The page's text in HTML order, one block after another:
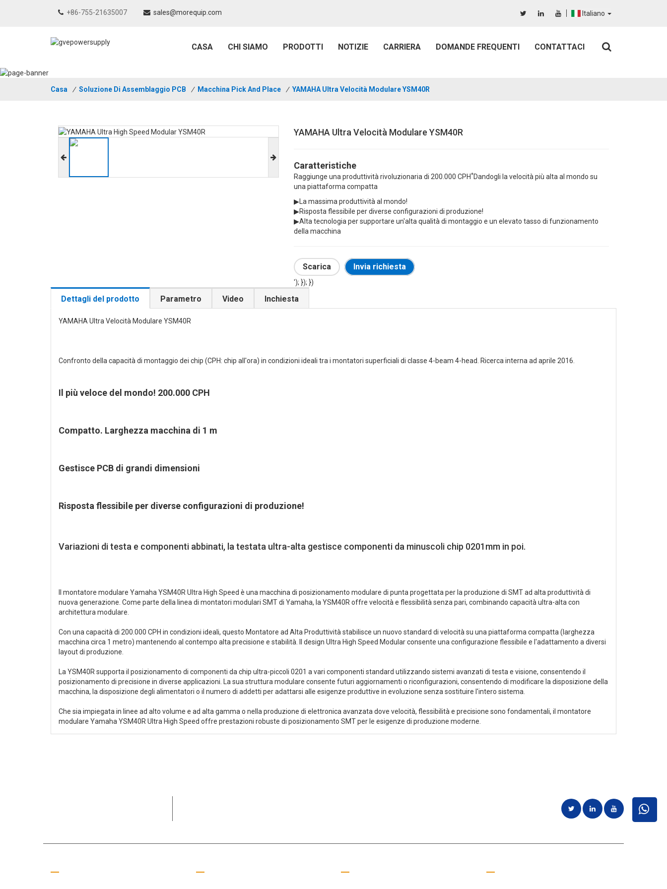
+86-755-21635007 sales@morequip.com Italiano
CASA CHI SIAMO PRODOTTI NOTIZIE CARRIERA DOMANDE FREQUENTI CONTATTACI
Casa / Soluzione Di Assemblaggio PCB / Macchina Pick And Place / YAMAHA Ultra Velocità Modulare YSM40R
YAMAHA Ultra Velocità Modulare YSM40R
Caratteristiche
Raggiunge una produttività rivoluzionaria di 200.000 CPH*Dandogli la velocità più alta al mondo su
una piattaforma compatta
▶La massima produttività al mondo!
▶Risposta flessibile per diverse configurazioni di produzione!
▶Alta tecnologia per supportare un'alta qualità di montaggio e un elevato tasso di funzionamento
della macchina
Scarica Invia richiesta
'); }); })
Dettagli del prodotto Parametro Video Inchiesta
YAMAHA Ultra Velocità Modulare YSM40R
Confronto della capacità di montaggio dei chip (CPH: chip all'ora) in condizioni ideali tra i montatori superficiali di classe 4-beam 4-head. Ricerca interna ad aprile 2016.
Il più veloce del mondo! 200.000 CPH
Compatto. Larghezza macchina di 1 m
Gestisce PCB di grandi dimensioni
Risposta flessibile per diverse configurazioni di produzione!
Variazioni di testa e componenti abbinati, la testata ultra-alta gestisce componenti da minuscoli chip 0201mm in poi.
Il montatore modulare Yamaha YSM40R Ultra High Speed è una macchina di posizionamento modulare di punta progettata per la produzione di SMT ad alta produttività di
nuova generazione. Come parte della linea di montatori modulari SMT di Yamaha, la YSM40R offre velocità e flessibilità senza pari, combinando capacità ultra-alta con
architettura modulare.
Con una capacità di 200.000 CPH in condizioni ideali, questo Montatore ad Alta Produttività stabilisce un nuovo standard di velocità su una piattaforma compatta (larghezza
macchina circa 1 metro) mantenendo al contempo alta precisione e stabilità. Il design Ultra High Speed Modular consente una configurazione flessibile e l'adattamento a diversi
layout di produzione.
La YSM40R supporta il posizionamento di componenti da chip ultra-piccoli 0201 a vari componenti standard utilizzando sistemi avanzati di testa e visione, consentendo il
posizionamento di precisione in diverse applicazioni. La sua struttura modulare consente futuri aggiornamenti o riconfigurazioni, consentendo di modificare la disposizione della
macchina, la disposizione degli alimentatori o il numero di addetti per adattarsi alle esigenze produttive in evoluzione senza sostituire l'intero sistema.
Che sia impiegata in linee ad alto volume e ad alta gamma o nella produzione di elettronica avanzata dove velocità, flessibilità e precisione sono fondamentali, il montatore
modulare Yamaha YSM40R Ultra High Speed offre prestazioni robuste di posizionamento SMT per le esigenze di produzione moderne.